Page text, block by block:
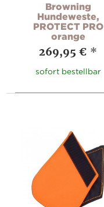
Browning
Hundeweste,
PROTECT PRO
orange
269,95 € *
sofort bestellbar